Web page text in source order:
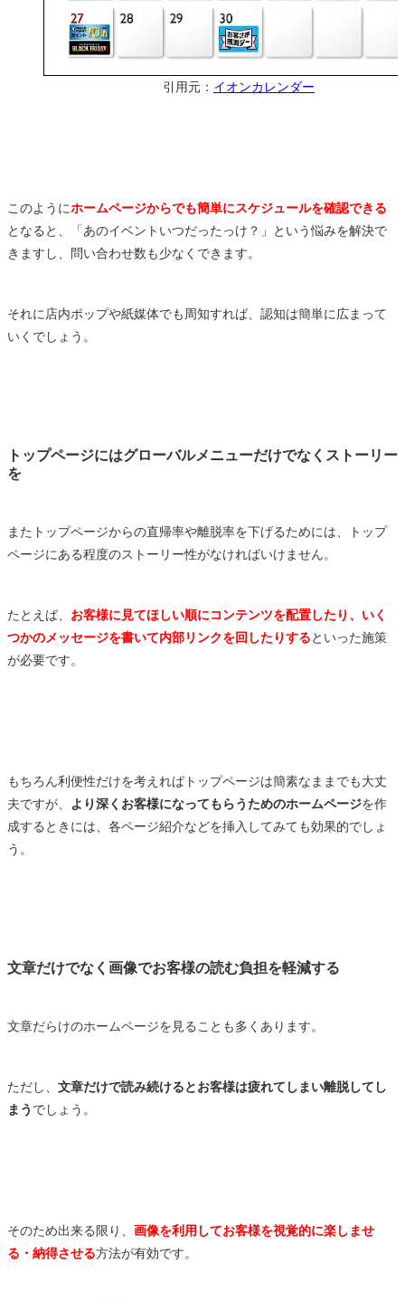
引用元： イオンカレンダー
このようにホームページからでも簡単にスケジュールを確認できる
となると、「あのイベントいつだったっけ？」という悩みを解決で
きますし、問い合わせ数も少なくできます。
それに店内ポップや紙媒体でも周知すれば、認知は簡単に広まって
いくでしょう。
トップページにはグローバルメニューだけでなくストーリー
を
またトップページからの直帰率や離脱率を下げるためには、トップ
ページにある程度のストーリー性がなければいけません。
たとえば、 お客様に見てほしい順にコンテンツを配置したり、いく
つかのメッセージを書いて内部リンクを回したりするといった施策
が必要です。
もちろん利便性だけを考えればトップページは簡素なままでも大丈
夫ですが、
より深くお客様になってもらうためのホームページを作
成するときには、各ページ紹介などを挿入してみても効果的でしょ
う。
文章だけでなく画像でお客様の読む負担を軽減する
文章だらけのホームページを見ることも多くあります。
ただし、 文章だけで読み続けるとお客様は疲れてしまい離脱してし
まう でしょう。
そのため出来る限り、 画像を利用してお客様を視覚的に楽しませ
る・納得させる方法が有効です。